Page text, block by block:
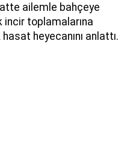
ailemle bahçeye
incir toplamalarına
heyecanını anlattı.